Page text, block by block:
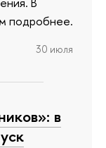
подробнее.
30 июля
в